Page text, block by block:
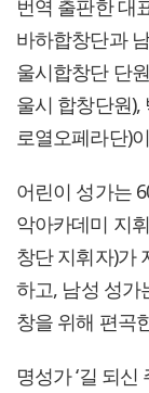
번역 출판한 대
바하합창단과
울시합창단 단
울시 합창단원),
로열오페라단)
어린이 성가는
악아카데미 지
창단 지휘자)가
하고, 남성 성가
창을 위해 편곡
명성가 ‘길 되